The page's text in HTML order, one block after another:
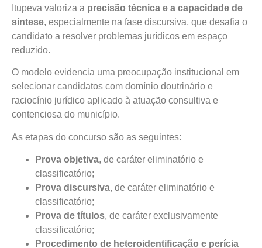
Itupeva valoriza a precisão técnica e a capacidade de
síntese, especialmente na fase discursiva, que desafia o
candidato a resolver problemas jurídicos em espaço
reduzido.
O modelo evidencia uma preocupação institucional em
selecionar candidatos com domínio doutrinário e
raciocínio jurídico aplicado à atuação consultiva e
contenciosa do município.
As etapas do concurso são as seguintes:
Prova objetiva, de caráter eliminatório e
classificatório;
Prova discursiva, de caráter eliminatório e
classificatório;
Prova de títulos, de caráter exclusivamente
classificatório;
Procedimento de heteroidentificação e perícia